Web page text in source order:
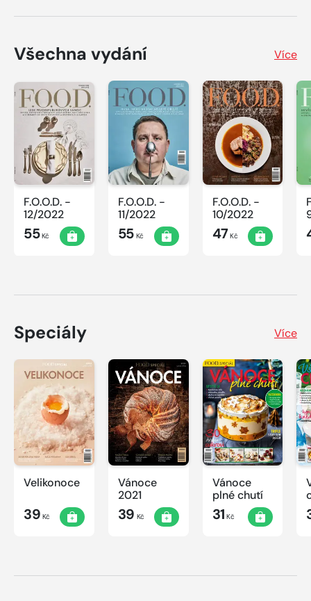
Všechna vydání Více
F.O.O.D. -
12/2022
55Kč
F.O.O.D. -
11/2022
55Kč
F.O.O.D. -
10/2022
47Kč
Speciály Více
Velikonoce
39 Kč
Vánoce
2021
39 Kč
Vánoce
plné chutí
31 Kč